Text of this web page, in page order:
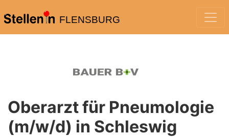
FLENSBURG
Oberarzt für Pneumologie
(m/w/d) in Schleswig